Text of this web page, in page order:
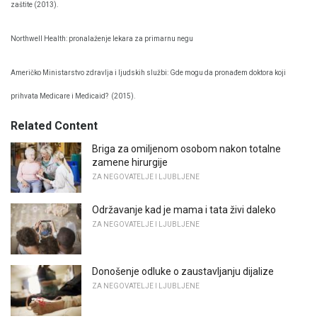
zaštite (2013).
Northwell Health: pronalaženje lekara za primarnu negu
Američko Ministarstvo zdravlja i ljudskih službi: Gde mogu da pronađem doktora koji
prihvata Medicare i Medicaid? (2015).
Related Content
Briga za omiljenom osobom nakon totalne
zamene hirurgije
ZA NEGOVATELJE I LJUBLJENE
Održavanje kad je mama i tata živi daleko
ZA NEGOVATELJE I LJUBLJENE
Donošenje odluke o zaustavljanju dijalize
ZA NEGOVATELJE I LJUBLJENE